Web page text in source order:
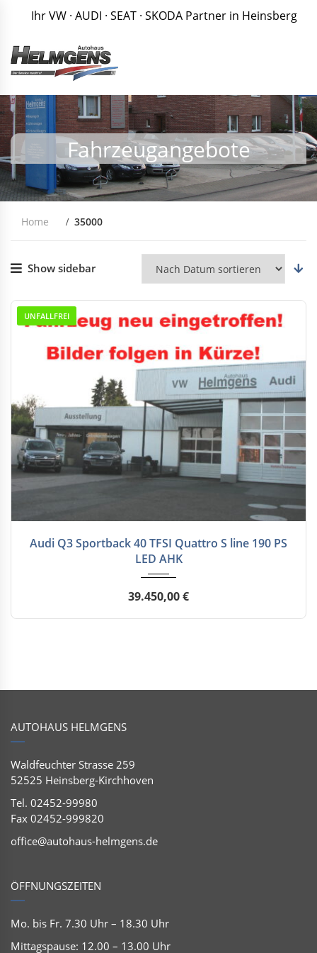
Ihr VW · AUDI · SEAT · SKODA Partner in Heinsberg
Fahrzeugangebote
Home 35000
Show sidebar
UNFALLFREI
Audi Q3 Sportback 40 TFSI Quattro S line 190 PS
LED AHK
39.450,00 €
AUTOHAUS HELMGENS
Waldfeuchter Strasse 259
52525 Heinsberg-Kirchhoven
Tel. 02452-99980
Fax 02452-999820
office@autohaus-helmgens.de
ÖFFNUNGSZEITEN
Mo. bis Fr. 7.30 Uhr – 18.30 Uhr
Mittagspause: 12.00 – 13.00 Uhr